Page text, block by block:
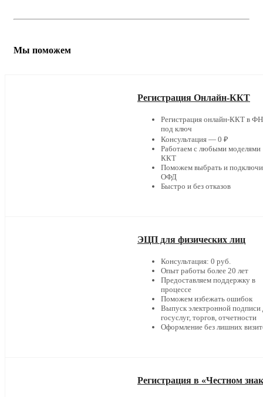
Мы поможем
Регистрация Онлайн-ККТ
Регистрация онлайн-ККТ в
под ключ
Консультация — 0 ₽
Работаем с любыми моделями
ККТ
Поможем выбрать и
ОФД
Быстро и без отказов
ЭЦП для физических лиц
Консультация: 0 руб.
Опыт работы более 20 лет
Предоставляем поддержку в
процессе
Поможем избежать ошибок
Выпуск электронной подписи
госуслуг, торгов, отчетности
Оформление без лишних
Регистрация в «Честном